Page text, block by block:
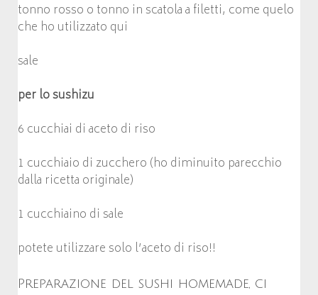
tonno rosso o tonno in scatola a filetti, come quelo
che ho utilizzato qui
sale
per lo sushizu
6 cucchiai di aceto di riso
1 cucchiaio di zucchero (ho diminuito parecchio
dalla ricetta originale)
1 cucchiaino di sale
potete utilizzare solo l’aceto di riso!!
Preparazione del sushi homemade, ci